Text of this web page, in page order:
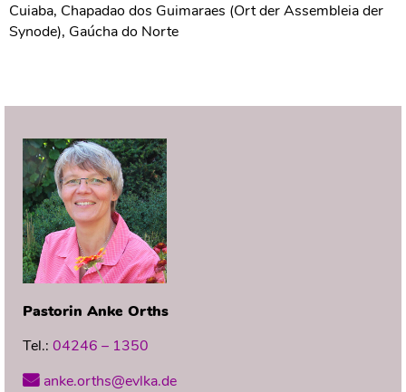
Cuiaba, Chapadao dos Guimaraes (Ort der Assembleia der
Synode), Gaúcha do Norte
Pastorin Anke Orths
Tel.: 04246 – 1350
anke.orths@evlka.de